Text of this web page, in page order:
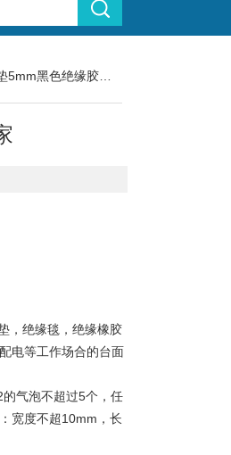
黑色绝缘胶垫厂家
，绝缘毯，绝缘橡胶
电等工作场合的台面
气泡不超过5个，任
宽度不超10mm，长